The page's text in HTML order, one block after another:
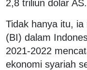
2,8 triliun dolar AS.
Tidak hanya itu,
(BI) dalam
2021-2022
ekonomi syariah